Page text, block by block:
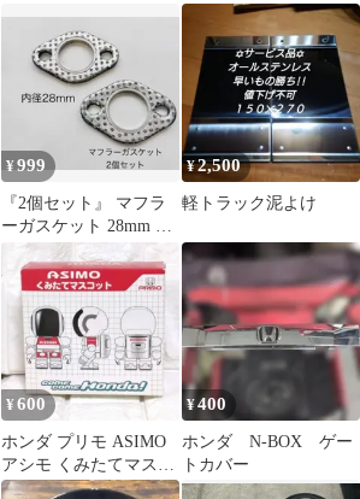
火 カワサキ ヤマ
ハ スズキ 検
¥999
『2個セット』 マフラ
ーガスケット 28mm ジ
ョグ ディオ ヤマハ ホ
ンダ
¥2,500
軽トラック泥よけ
¥600
ホンダ プリモ ASIMO
アシモ くみたてマスコ
ット ノベルティ 非売品
¥400
ホンダ N-BOX ゲー
トカバー